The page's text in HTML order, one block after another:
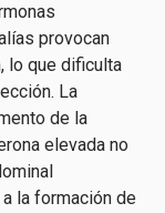
provocan
lo que dificulta
La
de la
elevada no
la formación de